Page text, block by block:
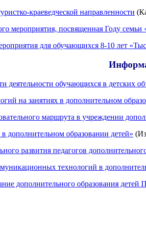
краеведческой направленности
мероприятия, посвященная Году семьи
для обучающихся 8-10 лет
деятельности обучающихся в детских
на занятиях в дополнительном
маршрута в учреждении
дополнительном образовании детей»
развития педагогов
технологий в
дополнительного образования детей